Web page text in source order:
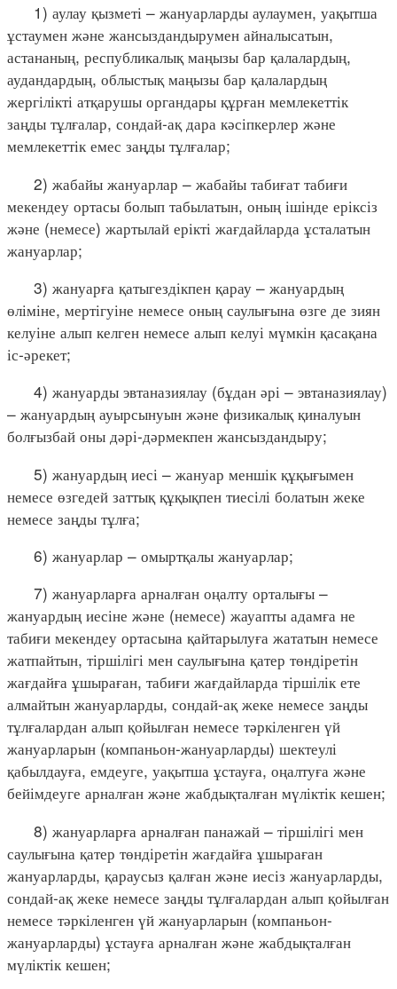
1) аулау қызметі – жануарларды аулаумен, уақытша
ұстаумен және жансыздандырумен айналысатын,
астананың, республикалық маңызы бар қалалардың,
аудандардың, облыстық маңызы бар қалалардың
жергілікті атқарушы органдары құрған мемлекеттік
заңды тұлғалар, сондай-ақ дара кәсіпкерлер және
мемлекеттік емес заңды тұлғалар;
2) жабайы жануарлар – жабайы табиғат табиғи
мекендеу ортасы болып табылатын, оның ішінде еріксіз
және (немесе) жартылай ерікті жағдайларда ұсталатын
жануарлар;
3) жануарға қатыгездікпен қарау – жануардың
өліміне, мертігуіне немесе оның саулығына өзге де зиян
келуіне алып келген немесе алып келуі мүмкін қасақана
іс-әрекет;
4) жануарды эвтаназиялау (бұдан әрі – эвтаназиялау)
– жануардың ауырсынуын және физикалық қиналуын
болғызбай оны дәрі-дәрмекпен жансыздандыру;
5) жануардың иесі – жануар меншік құқығымен
немесе өзгедей заттық құқықпен тиесілі болатын жеке
немесе заңды тұлға;
6) жануарлар – омыртқалы жануарлар;
7) жануарларға арналған оңалту орталығы –
жануардың иесіне және (немесе) жауапты адамға не
табиғи мекендеу ортасына қайтарылуға жататын немесе
жатпайтын, тіршілігі мен саулығына қатер төндіретін
жағдайға ұшыраған, табиғи жағдайларда тіршілік ете
алмайтын жануарларды, сондай-ақ жеке немесе заңды
тұлғалардан алып қойылған немесе тәркіленген үй
жануарларын (компаньон-жануарларды) шектеулі
қабылдауға, емдеуге, уақытша ұстауға, оңалтуға және
бейімдеуге арналған және жабдықталған мүліктік кешен;
8) жануарларға арналған панажай – тіршілігі мен
саулығына қатер төндіретін жағдайға ұшыраған
жануарларды, қараусыз қалған және иесіз жануарларды,
сондай-ақ жеке немесе заңды тұлғалардан алып қойылған
немесе тәркіленген үй жануарларын (компаньон-
жануарларды) ұстауға арналған және жабдықталған
мүліктік кешен;